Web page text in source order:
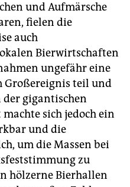
und Aufmärsche
fielen die
auch
Bierwirtschaften
ungefähr eine
Großereignis teil und
gigantischen
sich jedoch ein
und die
um die Massen bei
zu
hölzerne Bierhallen